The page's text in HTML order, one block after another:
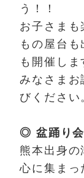
う！！
お子さま
もの屋台
も開催しま
みなさまお
びください
◎ 盆踊り
熊本出身の
心に集まっ